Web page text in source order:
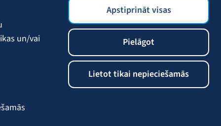
un/vai
Apstiprināt visas
Pielāgot
Lietot tikai nepieciešamās
BALTA mobilā lietotne
Klientu labumi